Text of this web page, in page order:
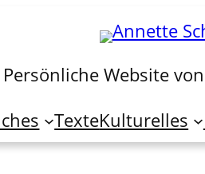
Persönliche Website
TexteKulturelles